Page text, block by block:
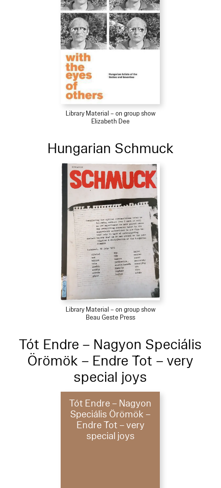
Library Material – on group show
Elizabeth Dee
Hungarian Schmuck
Library Material – on group show
Beau Geste Press
Tót Endre – Nagyon Speciális
Örömök – Endre T́ot – very
special joys
Tót Endre – Nagyon
Speciális Örömök –
Endre T́ot – very
special joys